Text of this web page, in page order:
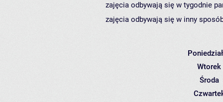
zajęcia odbywają się w tygodnie
zajęcia odbywają się w inny
Wtorek
Środa